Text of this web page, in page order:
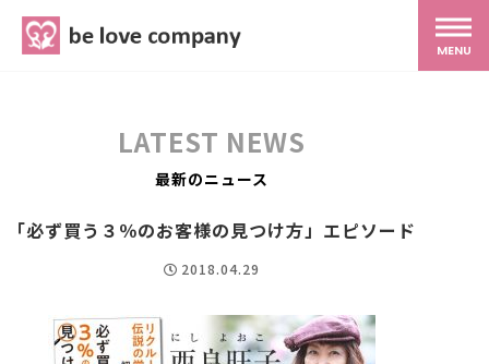
MENU
MG研修
LATEST NEWS
最新のニュース
「必ず買う３％のお客様の見つけ方」エピソード
2018.04.29